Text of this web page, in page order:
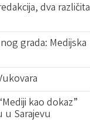
dva različita
grada: Medijska
kao dokaz”
u Sarajevu